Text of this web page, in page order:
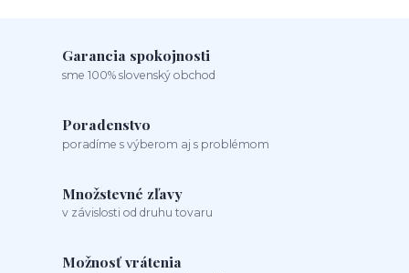
Garancia spokojnosti
sme 100% slovenský obchod
Poradenstvo
poradíme s výberom aj s problémom
Množstevné zľavy
v závislosti od druhu tovaru
Možnosť vrátenia